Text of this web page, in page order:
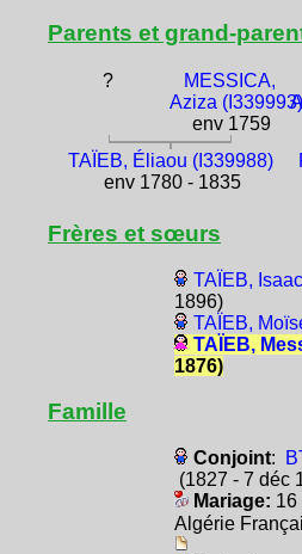
Parents et grand-
?
MESSICA,
Aziza (I339993)
env 1759
TAÏEB, Éliaou (I339988)
env 1780 - 1835
Frères et sœurs
TAÏEB,
1896)
TAÏEB,
TAÏEB,
1876)
Famille
Conjoint:
(1827 - 7 déc
Mariage: 16
Algérie